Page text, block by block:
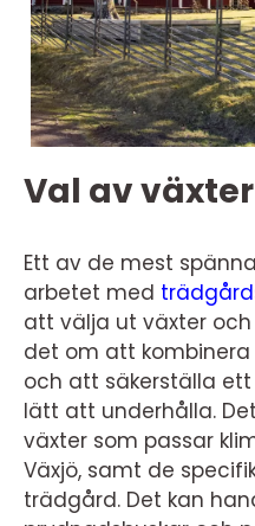
Val av
Ett av de mest
arbetet med
att välja ut växter
det om att
och att säkerställa
lätt att underhålla.
växter som passar
Växjö, samt de
trädgård. Det kan